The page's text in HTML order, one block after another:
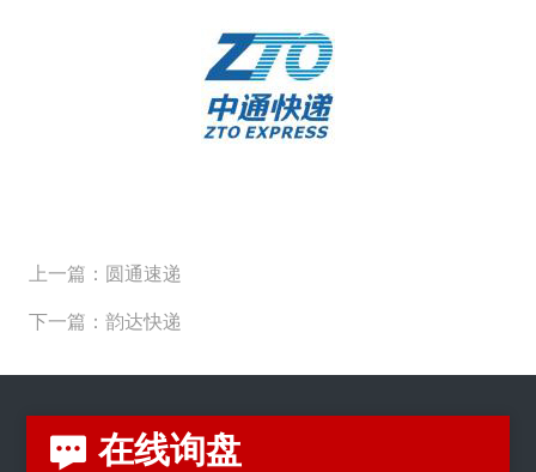
上一篇：圆通速递
下一篇：韵达快递
在线询盘